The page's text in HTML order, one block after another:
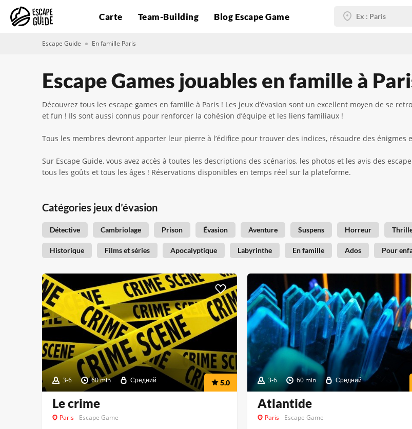
Carte Team-Building Blog Escape Game
Escape Guide En famille Paris
Escape Games jouables en famille à
Découvrez tous les escape games en famille à Paris ! Les jeux d’évasion sont un excellent moyen de se
et fun ! Ils sont aussi connus pour renforcer la cohésion d’équipe et les liens familiaux !
Tous les membres devront apporter leur pierre à l’édifice pour trouver des indices, résoudre des
Sur Escape Guide, vous avez accès à toutes les descriptions des scénarios, les photos et les avis des
tous les goûts et tous les âges ! Réservations disponibles en temps réel sur la plateforme.
Catégories jeux d’évasion
Détective Cambriolage Prison Évasion Aventure Suspens Horreur
Historique Films et séries Apocalyptique Labyrinthe En famille Ados Pour
3-6 60 min Средний 5.0
Le crime
Paris Escape Game
3-6 60 min Средний
Atlantide
Paris Escape Game